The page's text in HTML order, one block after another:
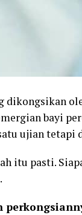
dikongsikan
bayi
ujian tetapi
itu pasti.